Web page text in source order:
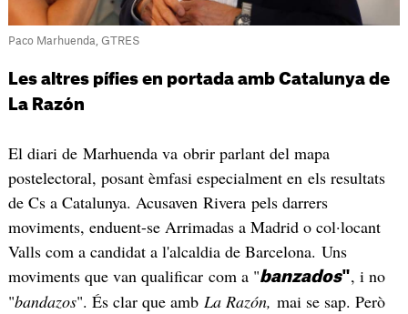
Paco Marhuenda, GTRES
Les altres pífies en portada amb Catalunya de
La Razón
El diari de Marhuenda va obrir parlant del mapa
postelectoral, posant èmfasi especialment en els resultats
de Cs a Catalunya. Acusaven Rivera pels darrers
moviments, enduent-se Arrimadas a Madrid o col·locant
Valls com a candidat a l'alcaldia de Barcelona. Uns
moviments que van qualificar com a "banzados", i no
"bandazos". És clar que amb La Razón, mai se sap. Però